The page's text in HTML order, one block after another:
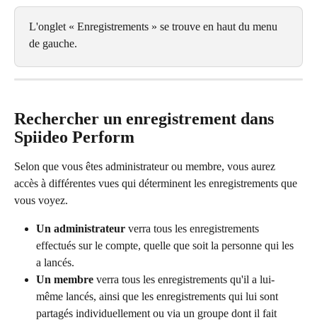
L'onglet « Enregistrements » se trouve en haut du menu
de gauche.
Rechercher un enregistrement dans
Spiideo Perform
Selon que vous êtes administrateur ou membre, vous aurez
accès à différentes vues qui déterminent les enregistrements que
vous voyez.
Un administrateur verra tous les enregistrements
effectués sur le compte, quelle que soit la personne qui les
a lancés.
Un membre verra tous les enregistrements qu'il a lui-
même lancés, ainsi que les enregistrements qui lui sont
partagés individuellement ou via un groupe dont il fait